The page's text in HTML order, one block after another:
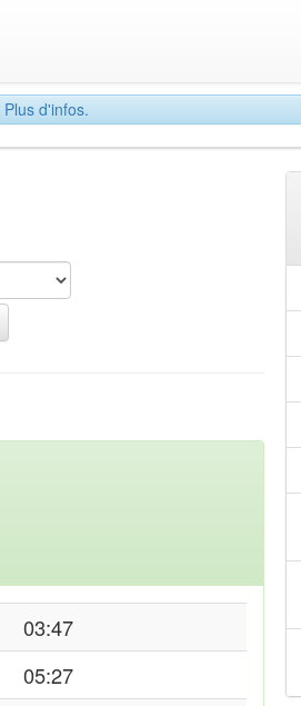
Plus d'infos.
03:47
05:27